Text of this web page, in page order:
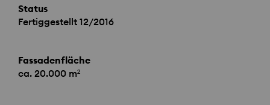
Status
Fertiggestellt 12/2016
Fassadenfläche
ca. 20.000 m²